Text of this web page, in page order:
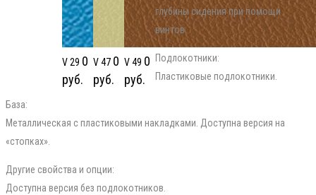
V 29 0
руб.
V 47 0
руб.
V 49 0
руб.
глубины сидения при помощи
винтов.
Подлокотники:
Пластиковые подлокотники.
База:
Металлическая с пластиковыми накладками. Доступна версия на
«стопках».
Другие свойства и опции:
Доступна версия без подлокотников.